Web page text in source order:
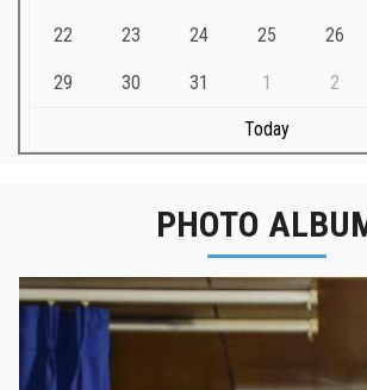
22 23 24 25 26
29 30 31 1 2
Today
PHOTO